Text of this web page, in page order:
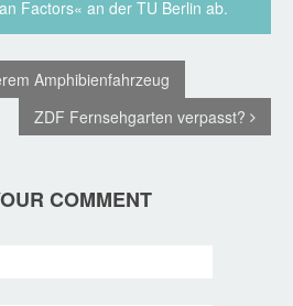
Factors« an der TU Berlin ab.
Amphibienfahrzeug
ZDF Fernsehgarten verpasst?
COMMENT